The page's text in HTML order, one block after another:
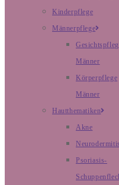
Kinderpflege
Männerpflege
Männer
Körperpflege
Männer
Hautthematiken
Akne
Neurodermitis
Psoriasis-